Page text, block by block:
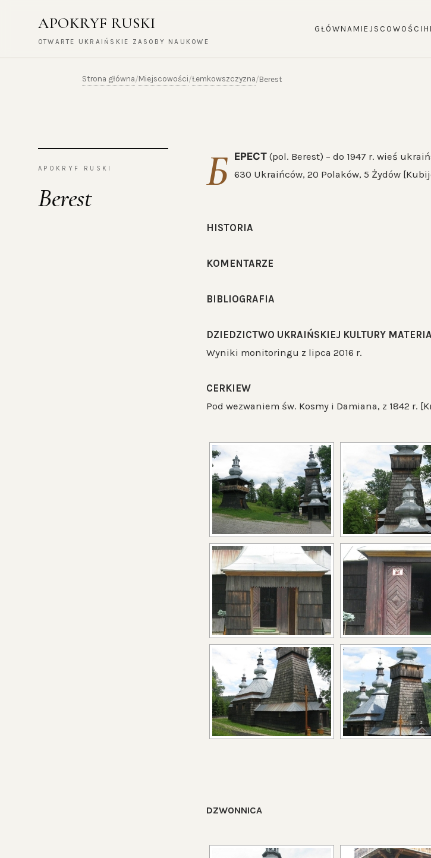
APOKRYF RUSKI
OTWARTE UKRAIŃSKIE ZASOBY NAUKOWE
GŁÓWNAMIEJSCOWOŚCI
Strona główna/Miejscowości/Łemkowszczyzna/Berest
APOKRYF RUSKI
Berest
Б ЕРЕСТ(pol. Berest) – do 1947 r. wieś
630 Ukraińców, 20 Polaków, 5 Żydów
HISTORIA
KOMENTARZE
BIBLIOGRAFIA
DZIEDZICTWO UKRAIŃSKIEJ KULTURY
Wyniki monitoringu z lipca 2016 r.
CERKIEW
Pod wezwaniem św. Kosmy i Damiana, z 1842 r.
DZWONNICA